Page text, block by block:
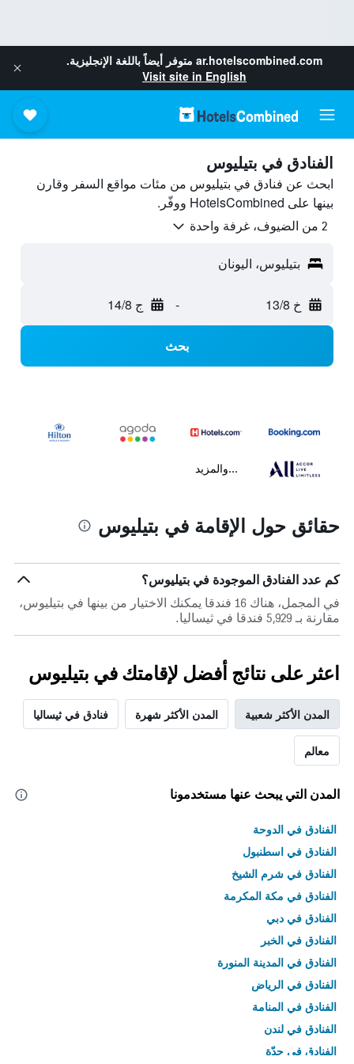
ar.hotelscombined.com متوفر أيضاً باللغة الإنجليزية.
Visit site in English
الفنادق في بتيليوس
ابحث عن فنادق في بتيليوس من مئات مواقع السفر وقارن
بينها على HotelsCombined ووفّر.
2 من الضيوف، غرفة واحدة
بتيليوس، اليونان
خ 13/8 - ج 14/8
بحث
...والمزيد
حقائق حول الإقامة في بتيليوس
كم عدد الفنادق الموجودة في بتيليوس؟
في المجمل، هناك 16 فندقا يمكنك الاختيار من بينها في بتيليوس،
مقارنة بـ 5,929 فندقا في ثيساليا.
اعثر على نتائج أفضل لإقامتك في بتيليوس
المدن الأكثر شعبية المدن الأكثر شهرة فنادق في ثيساليا
معالم
المدن التي يبحث عنها مستخدمونا
الفنادق في الدوحة
الفنادق في اسطنبول
الفنادق في شرم الشيخ
الفنادق في مكة المكرمة
الفنادق في دبي
الفنادق في الخبر
الفنادق في المدينة المنورة
الفنادق في الرياض
الفنادق في المنامة
الفنادق في لندن
الفنادق في جدّة